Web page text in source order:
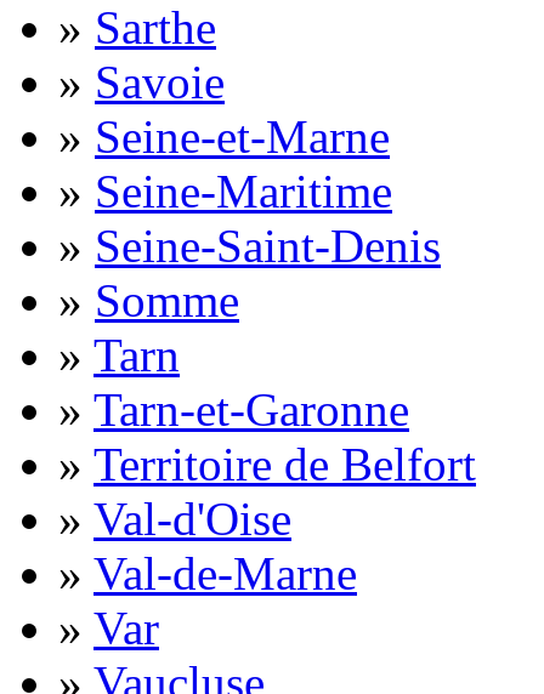
» Sarthe
» Savoie
» Seine-et-Marne
» Seine-Maritime
» Seine-Saint-Denis
» Somme
» Tarn
» Tarn-et-Garonne
» Territoire de Belfort
» Val-d'Oise
» Val-de-Marne
» Var
» Vaucluse